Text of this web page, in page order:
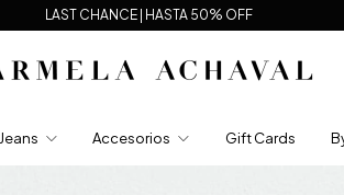
LAST CHANCE | HASTA 50% OFF
Jeans Accesorios Gift Cards